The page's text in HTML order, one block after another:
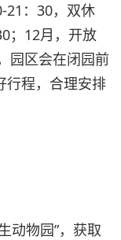
21：30，双休
；12月，开放
园区会在闭园前
行程，合理安排
动物园”，获取